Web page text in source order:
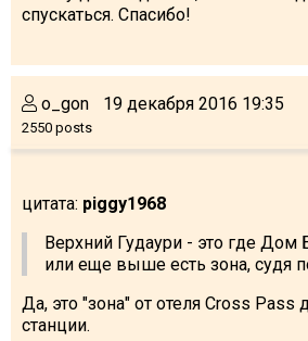
спускаться. Спасибо!
o_gon
2550 posts
19 декабря 2016 19:35
цитата: piggy1968
Верхний Гудаури - это где Дом
или еще выше есть зона, судя
Да, это "зона" от отеля Cross Pass
станции.